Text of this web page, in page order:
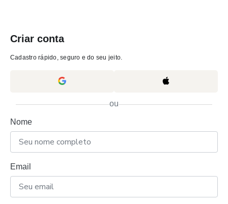
Criar conta
Cadastro rápido, seguro e do seu jeito.
ou
Nome
Email